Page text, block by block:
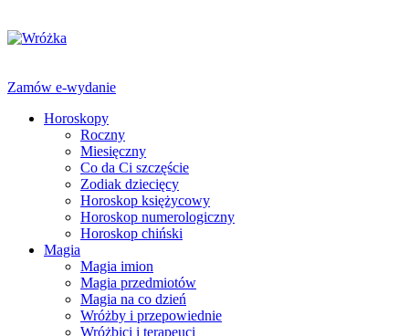
Zamów e-wydanie
Horoskopy
Roczny
Miesięczny
Co da Ci szczęście
Zodiak dziecięcy
Horoskop księżycowy
Horoskop numerologiczny
Horoskop chiński
Magia
Magia imion
Magia przedmiotów
Magia na co dzień
Wróżby i przepowiednie
Wróżbici i terapeuci